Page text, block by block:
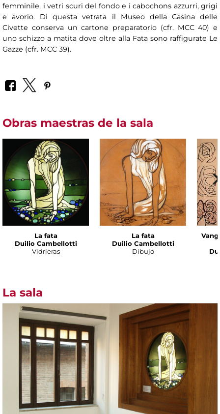
femminile, i vetri scuri del fondo e i cabochons azzurri, grigi
e avorio. Di questa vetrata il Museo della Casina delle
Civette conserva un cartone preparatorio (cfr. MCC 40) e
uno schizzo a matita dove oltre alla Fata sono raffigurate Le
Gazze (cfr. MCC 39).
Obras maestras de la sala
La fata
Duilio Cambellotti
Vidrieras
La fata
Duilio Cambellotti
Dibujo
La sala